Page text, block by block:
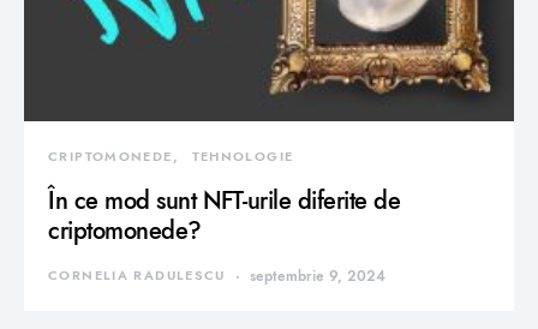
CRIPTOMONEDE TEHNOLOGIE
În ce mod sunt NFT-urile diferite de
criptomonede?
CORNELIA RADULESCU septembrie 9, 2024